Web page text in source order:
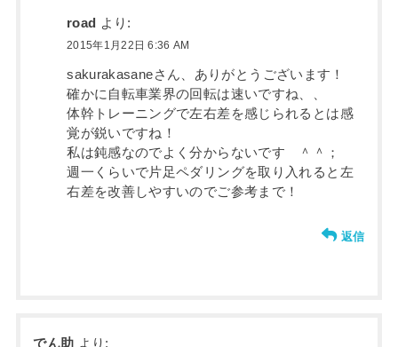
road より:
2015年1月22日 6:36 AM
sakurakasaneさん、ありがとうございます！
確かに自転車業界の回転は速いですね、、
体幹トレーニングで左右差を感じられるとは感
覚が鋭いですね！
私は鈍感なのでよく分からないです ＾＾；
週一くらいで片足ペダリングを取り入れると左
右差を改善しやすいのでご参考まで！
返信
でん助 より: